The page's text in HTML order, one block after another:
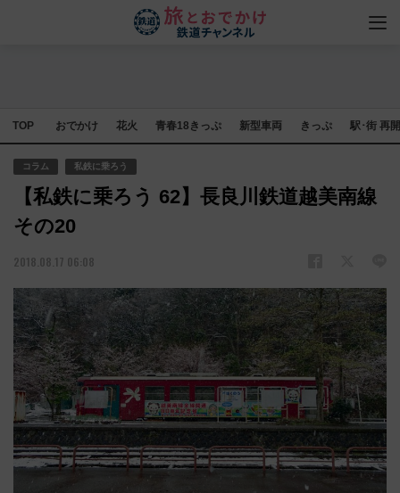
TOP おでかけ 花火 青春18きっぷ 新型車両 きっぷ 駅･街 再
コラム 私鉄に乗ろう
【私鉄に乗ろう 62】長良川鉄道越美南線
その20
2018.08.17 06:08